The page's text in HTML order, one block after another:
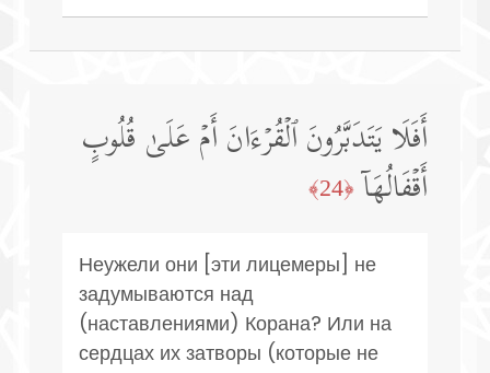
أَفَلَا یَتَدَبَّرُونَ ٱلۡقُرۡءَانَ أَمۡ عَلَىٰ قُلُوبٍ
أَقۡفَالُهَاۤ ﴿24﴾
Неужели они [эти лицемеры] не
задумываются над
(наставлениями) Корана? Или на
сердцах их затворы (которые не